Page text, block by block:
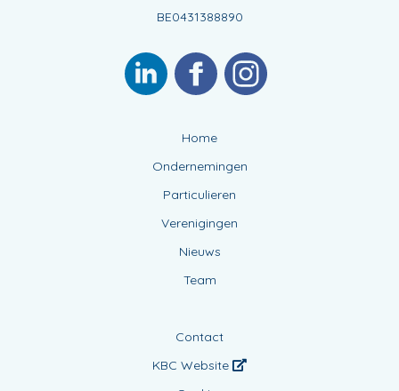
BE0431388890
Home
Ondernemingen
Particulieren
Verenigingen
Nieuws
Team
Contact
KBC Website